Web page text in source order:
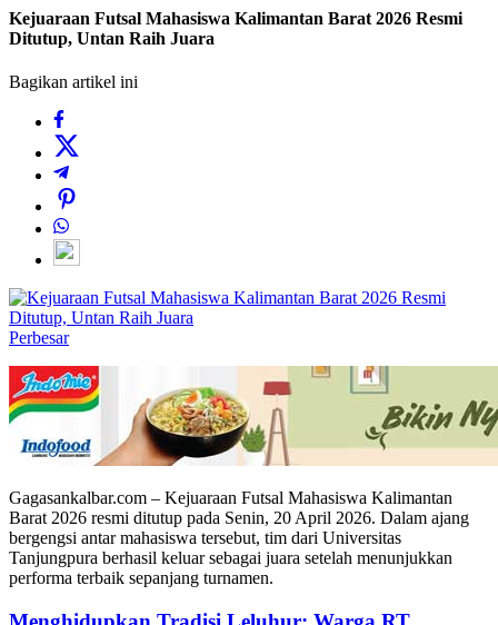
Kejuaraan Futsal Mahasiswa Kalimantan Barat 2026 Resmi
Ditutup, Untan Raih Juara
Bagikan artikel ini
Perbesar
Gagasankalbar.com – Kejuaraan Futsal Mahasiswa Kalimantan
Barat 2026 resmi ditutup pada Senin, 20 April 2026. Dalam ajang
bergengsi antar mahasiswa tersebut, tim dari Universitas
Tanjungpura berhasil keluar sebagai juara setelah menunjukkan
performa terbaik sepanjang turnamen.